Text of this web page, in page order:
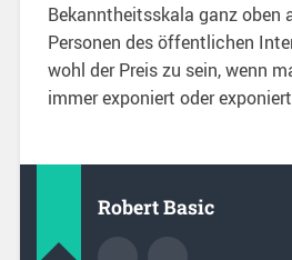
Bekanntheitsskala ganz oben
Personen des öffentlichen
wohl der Preis zu sein, wenn
immer exponiert oder
Robert Basic